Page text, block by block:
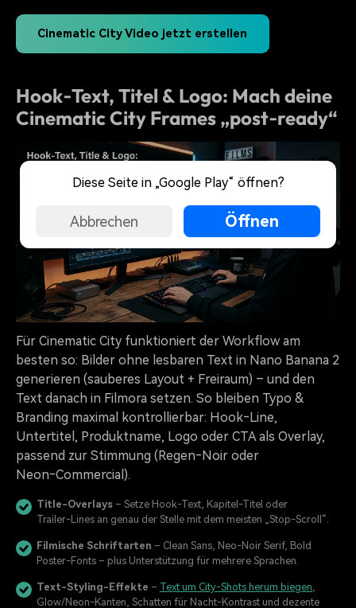
Cinematic City Video jetzt erstellen
Hook‑Text, Titel & Logo: Mach deine
Cinematic City Frames „post‑ready“
Für Cinematic City funktioniert der Workflow am
besten so: Bilder ohne lesbaren Text in Nano Banana 2
generieren (sauberes Layout + Freiraum) – und den
Text danach in Filmora setzen. So bleiben Typo &
Branding maximal kontrollierbar: Hook‑Line,
Untertitel, Produktname, Logo oder CTA als Overlay,
passend zur Stimmung (Regen‑Noir oder
Neon‑Commercial).
Title-Overlays – Setze Hook‑Text, Kapitel‑Titel oder
Trailer‑Lines an genau der Stelle mit dem meisten „Stop‑Scroll“.
Filmische Schriftarten – Clean Sans, Neo‑Noir Serif, Bold
Poster‑Fonts – plus Unterstützung für mehrere Sprachen.
Text-Styling-Effekte – Text um City‑Shots herum biegen
Glow/Neon‑Kanten, Schatten für Nacht‑Kontrast und dezente
Diese Seite in „Google Play“ öffnen?
Abbrechen Öffnen